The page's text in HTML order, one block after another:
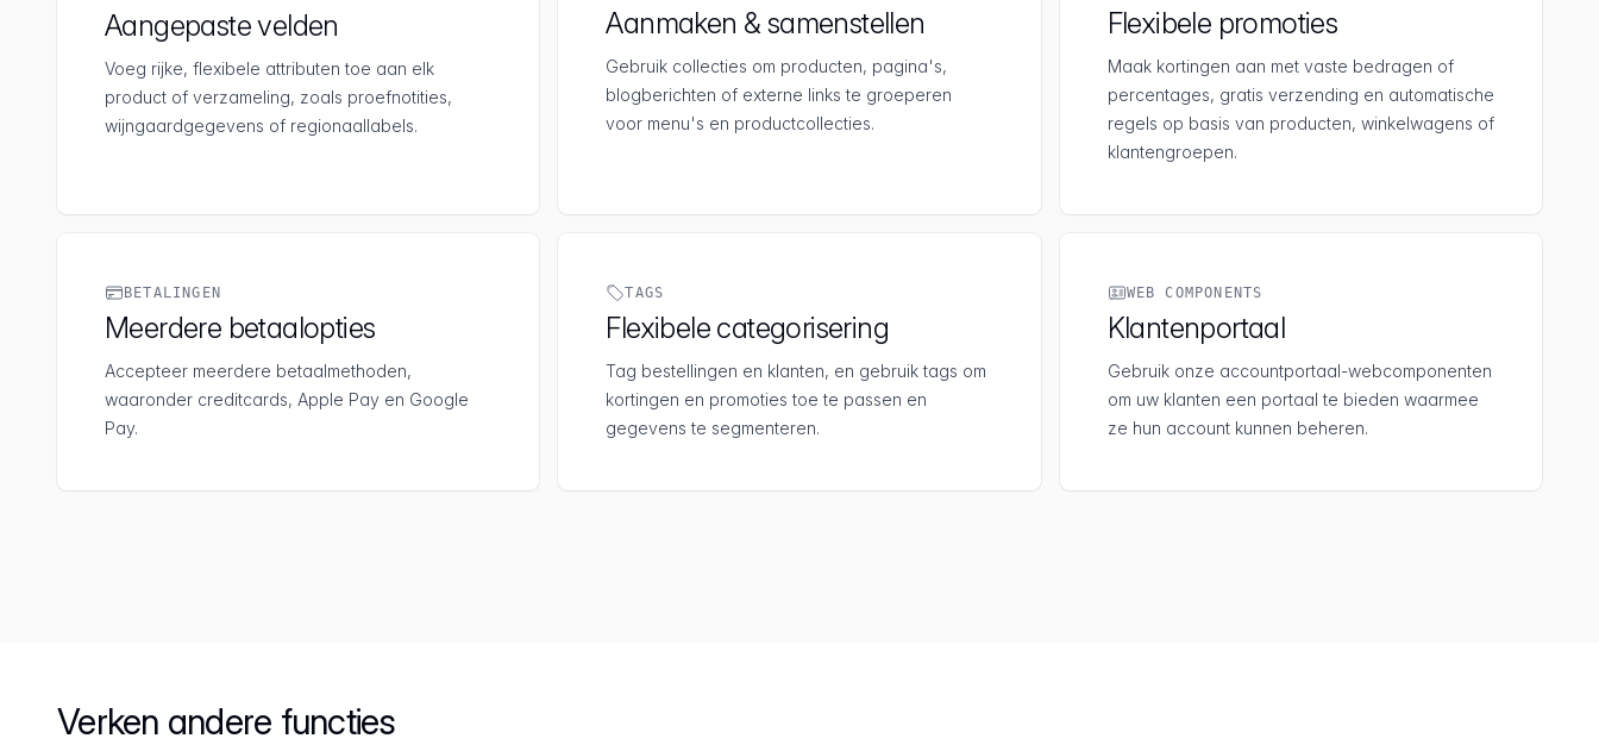
Aangepaste velden
Voeg rijke, flexibele attributen toe aan elk
product of verzameling, zoals proefnotities,
wijngaardgegevens of regionaallabels.
Aanmaken & samenstellen
Gebruik collecties om producten, pagina's,
blogberichten of externe links te groeperen
voor menu's en productcollecties.
Flexibele promoties
Maak kortingen aan met vaste bedragen of
percentages, gratis verzending en automatische
regels op basis van producten, winkelwagens of
klantengroepen.
BETALINGEN
Meerdere betaalopties
Accepteer meerdere betaalmethoden,
waaronder creditcards, Apple Pay en Google
Pay.
TAGS
Flexibele categorisering
Tag bestellingen en klanten, en gebruik tags om
kortingen en promoties toe te passen en
gegevens te segmenteren.
WEB COMPONENTS
Klantenportaal
Gebruik onze accountportaal-webcomponenten
om uw klanten een portaal te bieden waarmee
ze hun account kunnen beheren.
Verken andere functies